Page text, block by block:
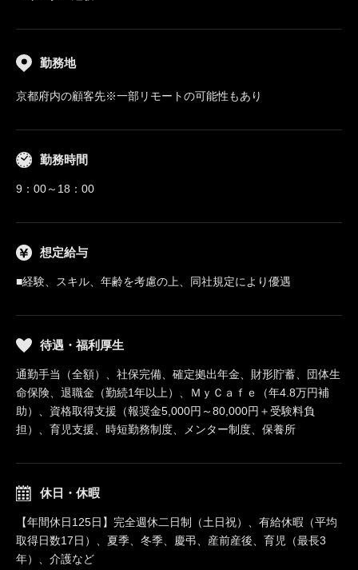
勤務地
京都府内の顧客先※一部リモートの可能性もあり
勤務時間
9：00～18：00
想定給与
■経験、スキル、年齢を考慮の上、同社規定により優遇
待遇・福利厚生
通勤手当（全額）、社保完備、確定拠出年金、財形貯蓄、団体生
命保険、退職金（勤続1年以上）、ＭｙＣａｆｅ（年4.8万円補
助）、資格取得支援（報奨金5,000円～80,000円＋受験料負
担）、育児支援、時短勤務制度、メンター制度、保養所
休日・休暇
【年間休日125日】完全週休二日制（土日祝）、有給休暇（平均
取得日数17日）、夏季、冬季、慶弔、産前産後、育児（最長3
年）、介護など